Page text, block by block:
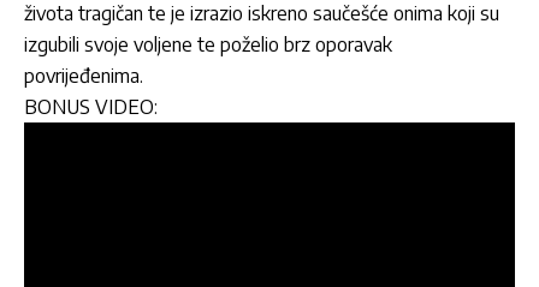
života tragičan te je izrazio iskreno saučešće onima koji su
izgubili svoje voljene te poželio brz oporavak
povrijeđenima.
BONUS VIDEO: